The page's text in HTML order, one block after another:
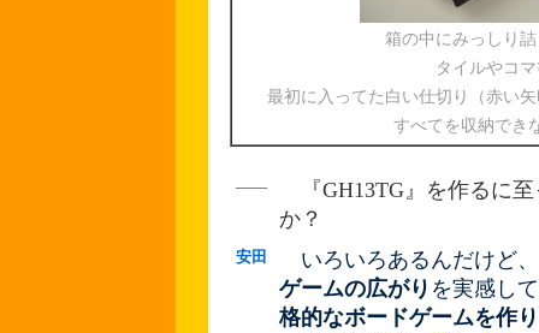
箱の中にみっしり
タイルやコ
最初に入ってた白い仕切り（赤い
すべてを収納でき
――
『GH13TG』を作るに
か？
安田
いろいろあるんだけど
ゲームの広がり を実感し
格的なボードゲームを作